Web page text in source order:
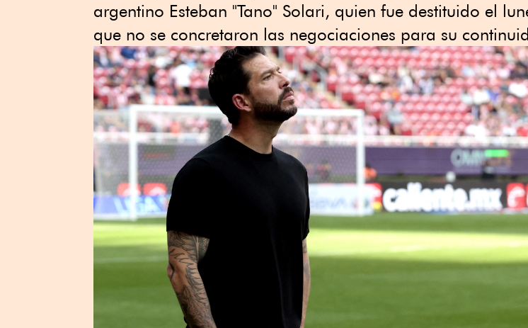
argentino Esteban "Tano" Solari, quien fue destituido el
que no se concretaron las negociaciones para ‌su